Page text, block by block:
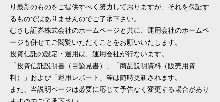
り最新のものをご提供すべく努力しておりますが、それを保証す
るものではありませんのでご了承下さい。
むさし証券株式会社のホームページと共に、運用会社のホームペ
ージも併せてご閲覧いただくことをお願いいたします。
投資信託の設定・運用は、運用会社が行ないます。
「投資信託説明書（目論見書）」「商品説明資料（販売用資
料）」および「運用レポート」等は随時更新されます。
また、当説明ページは必要に応じて予告なく変更する場合があり